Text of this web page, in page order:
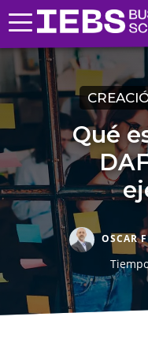
Qué
OSCAR